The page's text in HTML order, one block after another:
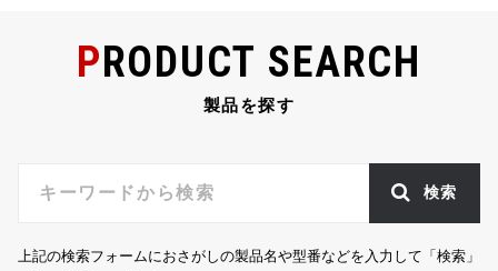
PRODUCT SEARCH
製品を探す
検索
上記の検索フォームにおさがしの製品名や型番などを入力して「検索」